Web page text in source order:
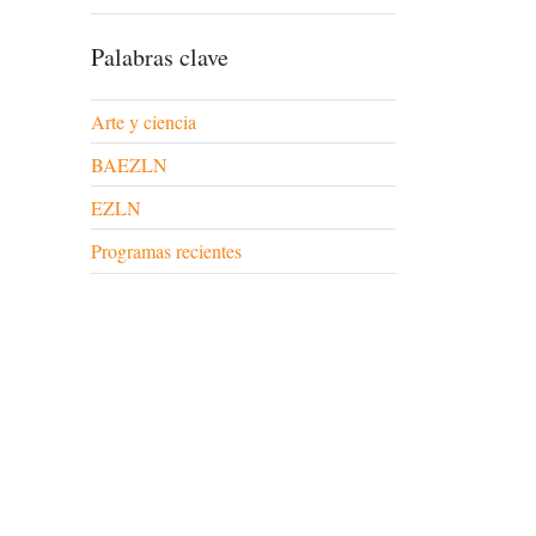
Palabras clave
Arte y ciencia
BAEZLN
EZLN
Programas recientes